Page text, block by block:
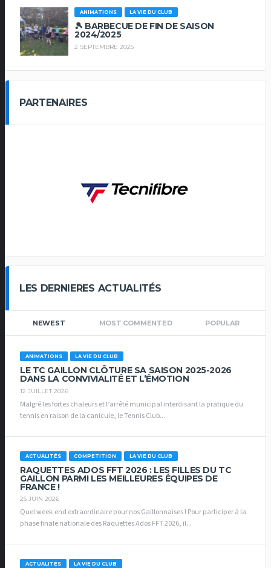
ANIMATIONS LA VIE DU CLUB
🎾 BARBECUE DE FIN DE SAISON
2024/2025
2 SEPTEMBRE 2025
PARTENAIRES
LES DERNIERES ACTUALITÉS
NEWEST MOST COMMENTED POPULAR
ANIMATIONS LA VIE DU CLUB
LE TC GAILLON CLÔTURE SA SAISON 2025-2026
DANS LA CONVIVIALITÉ ET L’ÉMOTION
12 JUILLET 2026
Malgré les fortes chaleurs et l’arrêté municipal interdisant la pratique du
tennis en raison de la canicule, le Tennis Club...
ACTUALITÉS COMPETITION LA VIE DU CLUB
RAQUETTES ADOS FFT 2026 : LES FILLES DU TC
GAILLON PARMI LES MEILLEURES ÉQUIPES DE
FRANCE !
25 JUIN 2026
Quel week-end extraordinaire pour nos Gaillonnaises ! Pour participer à la
phase finale nationale des Raquettes Ados FFT 2026, il...
ACTUALITÉS LA VIE DU CLUB